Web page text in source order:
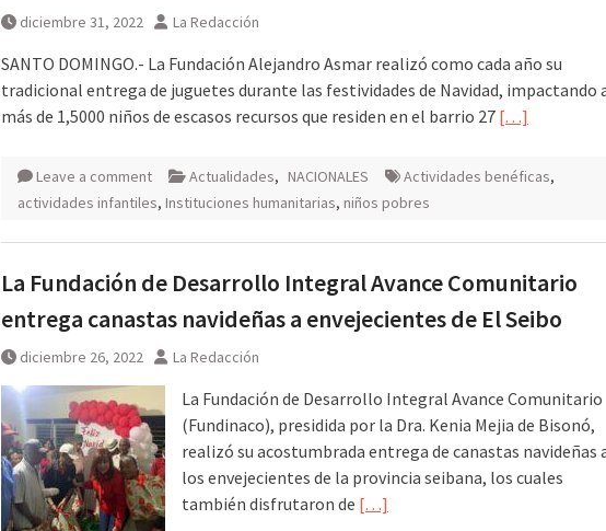
diciembre 31, 2022 La Redacción
SANTO DOMINGO.- La Fundación Alejandro Asmar realizó como cada año su
tradicional entrega de juguetes durante las festividades de Navidad, impactando
más de 1,5000 niños de escasos recursos que residen en el barrio 27 […]
Leave a comment Actualidades, NACIONALES Actividades benéficas,
actividades infantiles, Instituciones humanitarias, niños pobres
La Fundación de Desarrollo Integral Avance Comunitario
entrega canastas navideñas a envejecientes de El Seibo
diciembre 26, 2022 La Redacción
La Fundación de Desarrollo Integral Avance Comunitario
(Fundinaco), presidida por la Dra. Kenia Mejia de Bisonó,
realizó su acostumbrada entrega de canastas navideñas
los envejecientes de la provincia seibana, los cuales
también disfrutaron de […]